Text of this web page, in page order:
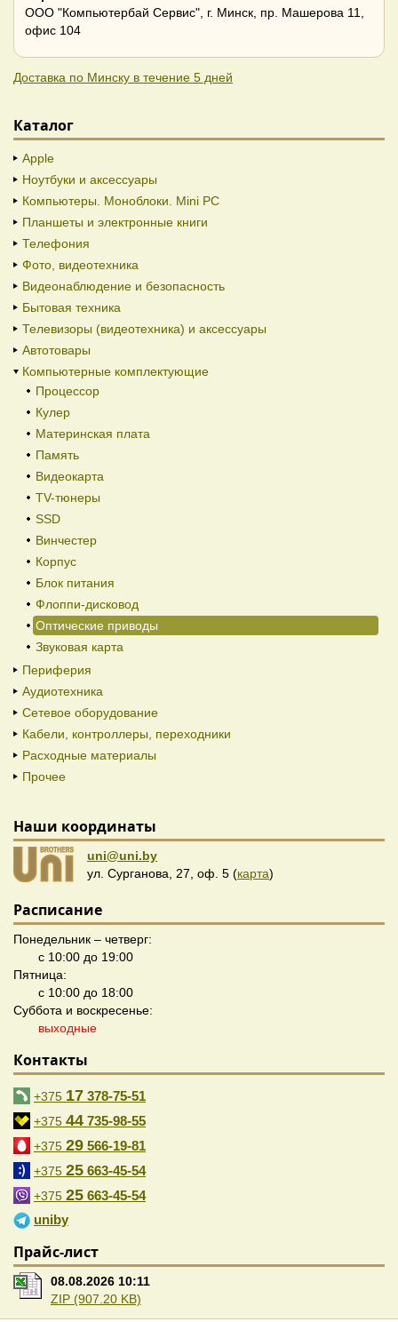
ООО "Компьютербай Сервис", г. Минск, пр. Машерова 11,
офис 104
Доставка по Минску в течение 5 дней
Каталог
Apple
Ноутбуки и аксессуары
Компьютеры. Моноблоки. Mini PC
Планшеты и электронные книги
Телефония
Фото, видеотехника
Видеонаблюдение и безопасность
Бытовая техника
Телевизоры (видеотехника) и аксессуары
Автотовары
Компьютерные комплектующие
Процессор
Кулер
Материнская плата
Память
Видеокарта
TV-тюнеры
SSD
Винчестер
Корпус
Блок питания
Флоппи-дисковод
Оптические приводы
Звуковая карта
Периферия
Аудиотехника
Сетевое оборудование
Кабели, контроллеры, переходники
Расходные материалы
Прочее
Наши координаты
uni@uni.by
ул. Сурганова, 27, оф. 5 (карта)
Расписание
Понедельник – четверг:
с 10:00 до 19:00
Пятница:
с 10:00 до 18:00
Суббота и воскресенье:
выходные
Контакты
+375 17 378-75-51
+375 44 735-98-55
+375 29 566-19-81
+375 25 663-45-54
+375 25 663-45-54
uniby
Прайс-лист
08.08.2026 10:11
ZIP (907.20 KB)